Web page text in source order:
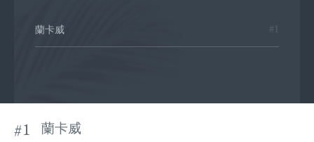
蘭卡威 #1
#1 蘭卡威